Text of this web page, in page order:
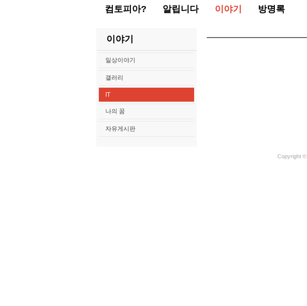
컴토피아? 알립니다 이야기 방명록
이야기
일상이야기
갤러리
IT
나의 꿈
자유게시판
Copyright ©